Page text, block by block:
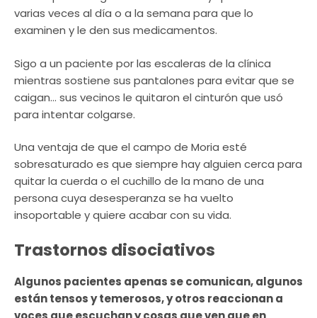
varias veces al día o a la semana para que lo
examinen y le den sus medicamentos.
Sigo a un paciente por las escaleras de la clínica
mientras sostiene sus pantalones para evitar que se
caigan… sus vecinos le quitaron el cinturón que usó
para intentar colgarse.
Una ventaja de que el campo de Moria esté
sobresaturado es que siempre hay alguien cerca para
quitar la cuerda o el cuchillo de la mano de una
persona cuya desesperanza se ha vuelto
insoportable y quiere acabar con su vida.
Trastornos disociativos
Algunos pacientes apenas se comunican, algunos
están tensos y temerosos, y otros reaccionan a